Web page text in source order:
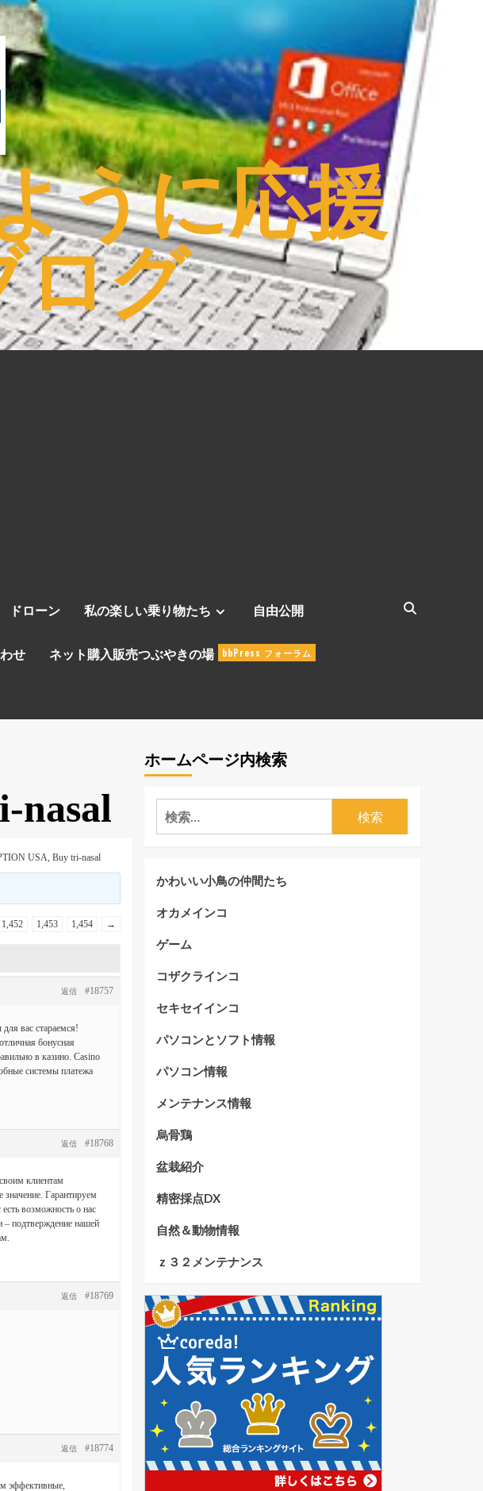
うに応援
ログ
ドローン 私の楽しい乗り物たち 自由公開
せ ネット購入販売つぶやきの場 bbPress フォーラム
nasal
USA, Buy tri-nasal
1,452 1,453 1,454 →
#18757
返信
вас стараемся!
бонусная
в казино. Casino
системы платежа
#18768
返信
клиентам
значение. Гарантируем
возможность о нас
– подтверждение нашей
#18769
返信
#18774
返信
эффективные,
ホームページ内検索
検
索:
かわいい小鳥の仲間たち
オカメインコ
ゲーム
コザクラインコ
セキセイインコ
パソコンとソフト情報
パソコン情報
メンテナンス情報
烏骨鶏
盆栽紹介
精密採点DX
自然＆動物情報
ｚ３２メンテナンス